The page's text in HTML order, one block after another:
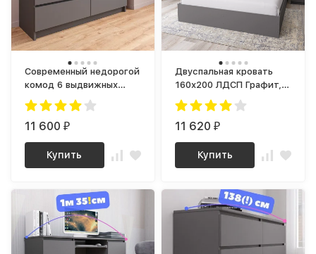
Современный недорогой
комод 6 выдвижных
ящиков Графит МК
1200.6 (МП) МС мори
11 600₽
Купить
Двуспальная кровать
160х200 ЛДСП Графит,
КРМ 1600.1 (МП/2) МС
мори
11 620₽
Купить